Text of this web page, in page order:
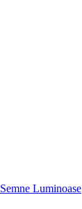
Semne Luminoase